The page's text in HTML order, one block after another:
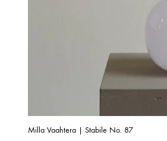
Milla Vaahtera | Stabile No. 87